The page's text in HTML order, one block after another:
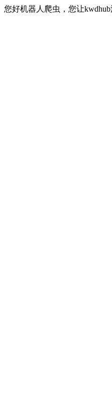
您好机器人爬虫，您让